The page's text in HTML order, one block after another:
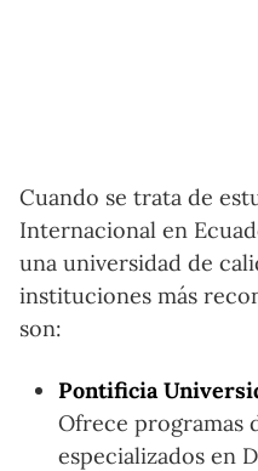
Cuando se trata de
Internacional en
una universidad de
instituciones más
son:
Pontificia
Ofrece programas
especializados en